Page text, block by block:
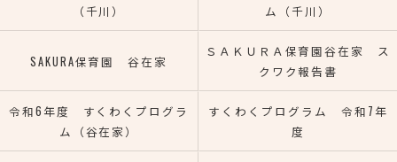
（千川）
ム（千川）
SAKURA保育園 谷在家
ＳＡＫＵＲＡ保育園谷在家 ス
クワク報告書
令和6年度 すくわくプログラ
ム（谷在家）
すくわくプログラム 令和7年
度